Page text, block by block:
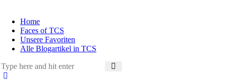
Home
Faces of TCS
Unsere Favoriten
Alle Blogartikel in TCS